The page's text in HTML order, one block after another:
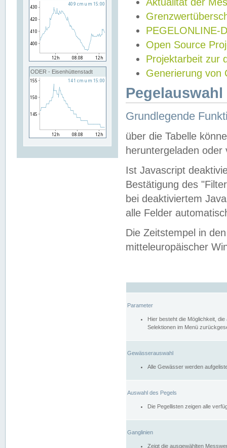
ODER - Eisenhüttenstadt
PEGELONLINE-
Open Source
Projektarbeit zur
Generierung von
Grundlegende
über die Tabelle
heruntergeladen oder
Ist Javascript
Bestätigung des
bei deaktiviertem
alle Felder
Die Zeitstempel in
mitteleuropäischer
Parameter
Hier besteht die Möglichkeit,
Selektionen im Menü
Gewässerauswahl
Alle Gewässer werden
Auswahl des Pegels
Die Pegellisten zeigen alle
Ganglinien
Zeigt die ausgewählten